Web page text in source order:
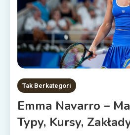
Tak Berkategori
Emma Navarro –
Typy, Kursy,